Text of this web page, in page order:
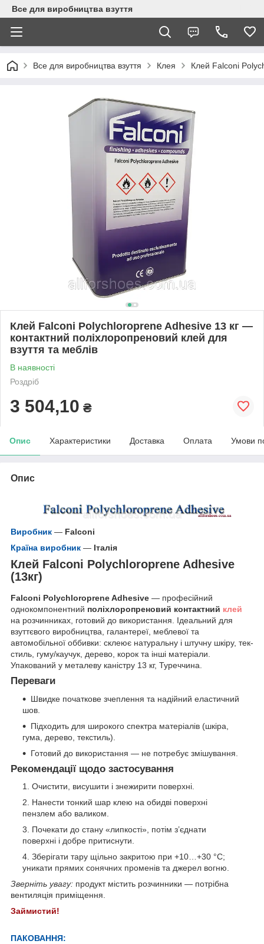
Все для виробництва взуття
Все для виробництва взуття Клея Клей Falconi
Клей Falconi Polychloroprene Adhesive 13 кг —
контактний поліхлоропреновий клей для
взуття та меблів
В наявності
Роздріб
3 504,10 ₴
Опис Характеристики Доставка Оплата Умови
Опис
Виробник — Falconi
Країна виробник — Італія
Клей Falconi Polychloroprene Adhesive
(13кг)
Falconi Polychloroprene Adhesive — професійний
однокомпонентний поліхлоропреновий контактний клей
на розчинниках, готовий до використання. Ідеальний для
взуттєвого виробництва, галантереї, меблевої та
автомобільної оббивки: склеює натуральну і штучну шкіру, тек­
стиль, гуму/каучук, дерево, корок та інші матеріали.
Упакований у металеву каністру 13 кг, Туреччина.
Переваги
Швидке початкове зчеплення та надійний еластичний
шов.
Підходить для широкого спектра матеріалів (шкіра,
гума, дерево, текстиль).
Готовий до використання — не потребує змішування.
Рекомендації щодо застосування
Очистити, висушити і знежирити поверхні.
Нанести тонкий шар клею на обидві поверхні
пензлем або валиком.
Почекати до стану «липкості», потім з’єднати
поверхні і добре притиснути.
Зберігати тару щільно закритою при +10…+30 °C;
уникати прямих сонячних променів та джерел вогню.
Зверніть увагу: продукт містить розчинники — потрібна
вентиляція приміщення.
Займистий!
ПАКОВАННЯ: